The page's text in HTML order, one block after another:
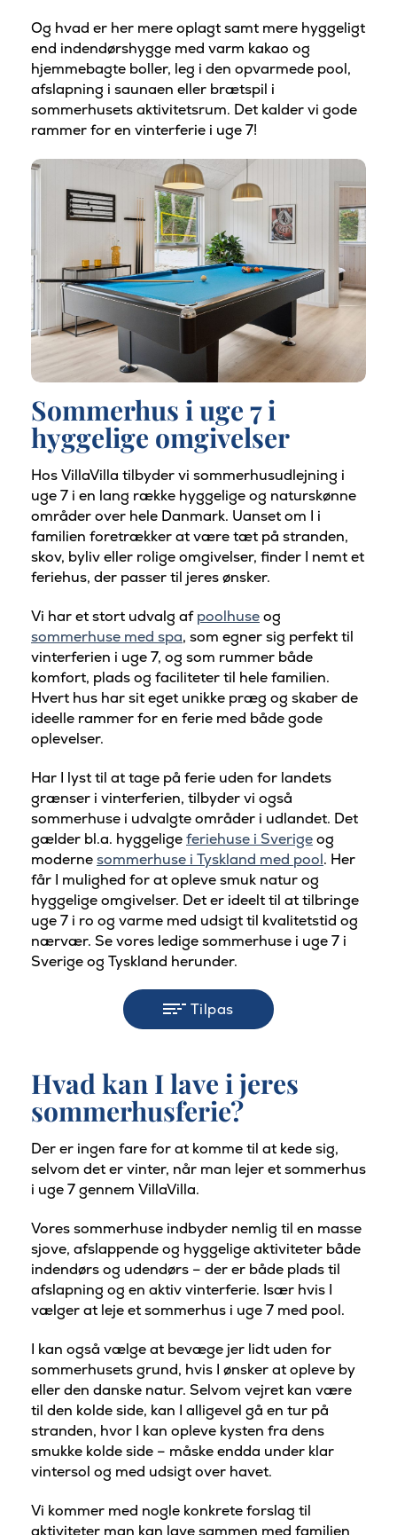
Og hvad er her mere oplagt samt mere hyggeligt
end indendørshygge med varm kakao og
hjemmebagte boller, leg i den opvarmede pool,
afslapning i saunaen eller brætspil i
sommerhusets aktivitetsrum. Det kalder vi gode
rammer for en vinterferie i uge 7!
Sommerhus i uge 7 i
hyggelige omgivelser
Hos VillaVilla tilbyder vi sommerhusudlejning i
uge 7 i en lang række hyggelige og naturskønne
områder over hele Danmark. Uanset om I i
familien foretrækker at være tæt på stranden,
skov, byliv eller rolige omgivelser, finder I nemt et
feriehus, der passer til jeres ønsker.
Vi har et stort udvalg afpoolhuseog
sommerhuse med spa, som egner sig perfekt til
vinterferien i uge 7, og som rummer både
komfort, plads og faciliteter til hele familien.
Hvert hus har sit eget unikke præg og skaber de
ideelle rammer for en ferie med både gode
oplevelser.
Har I lyst til at tage på ferie uden for landets
grænser i vinterferien, tilbyder vi også
sommerhuse i udvalgte områder i udlandet. Det
gælder bl.a. hyggeligeferiehuse i Sverigeog
modernesommerhuse i Tyskland med pool. Her
får I mulighed for at opleve smuk natur og
hyggelige omgivelser. Det er ideelt til at tilbringe
uge 7 i ro og varme med udsigt til kvalitetstid og
nærvær. Se vores ledige sommerhuse i uge 7 i
Sverige og Tyskland herunder.
Tilpas
Hvad kan I lave i jeres
sommerhusferie?
Der er ingen fare for at komme til at kede sig,
selvom det er vinter, når man lejer et sommerhus
i uge 7 gennem VillaVilla.
Vores sommerhuse indbyder nemlig til en masse
sjove, afslappende og hyggelige aktiviteter både
indendørs og udendørs – der er både plads til
afslapning og en aktiv vinterferie. Især hvis I
vælger at leje et sommerhus i uge 7 med pool.
I kan også vælge at bevæge jer lidt uden for
sommerhusets grund, hvis I ønsker at opleve by
eller den danske natur. Selvom vejret kan være
til den kolde side, kan I alligevel gå en tur på
stranden, hvor I kan opleve kysten fra dens
smukke kolde side – måske endda under klar
vintersol og med udsigt over havet.
Vi kommer med nogle konkrete forslag til
aktiviteter man kan lave sammen med familien